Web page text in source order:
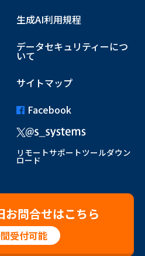
生成AI利用規程
データセキュリティーにつ
いて
サイトマップ
Facebook
リモートサポートツールダウン
ロード
お問合せはこちら
受付可能